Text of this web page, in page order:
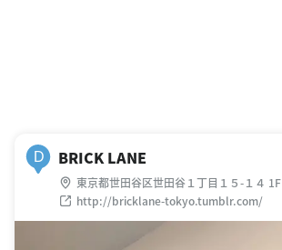
D BRICK LANE
東京都世田谷区世田谷１丁目１５-１４ 1F
http://bricklane-tokyo.tumblr.com/